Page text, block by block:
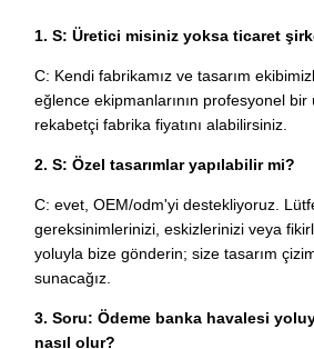
1. S: Üretici misiniz yoksa ticaret
C: Kendi fabrikamız ve tasarım
eğlence ekipmanlarının profesyonel bir
rekabetçi fabrika fiyatını alabilirsiniz.
2. S: Özel tasarımlar yapılabilir mi?
C: evet, OEM/odm'yi destekliyoruz.
gereksinimlerinizi, eskizlerinizi veya
yoluyla bize gönderin; size tasarım
sunacağız.
3. Soru: Ödeme banka havalesi
nasıl olur?